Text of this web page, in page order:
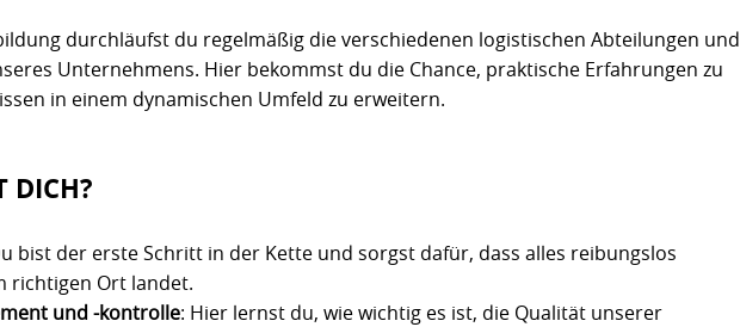
durchläufst du regelmäßig die verschiedenen logistischen Abteilungen und
Unternehmens. Hier bekommst du die Chance, praktische Erfahrungen zu
in einem dynamischen Umfeld zu erweitern.
DICH?
bist der erste Schritt in der Kette und sorgst dafür, dass alles reibungslos
richtigen Ort landet.
und -kontrolle: Hier lernst du, wie wichtig es ist, die Qualität unserer